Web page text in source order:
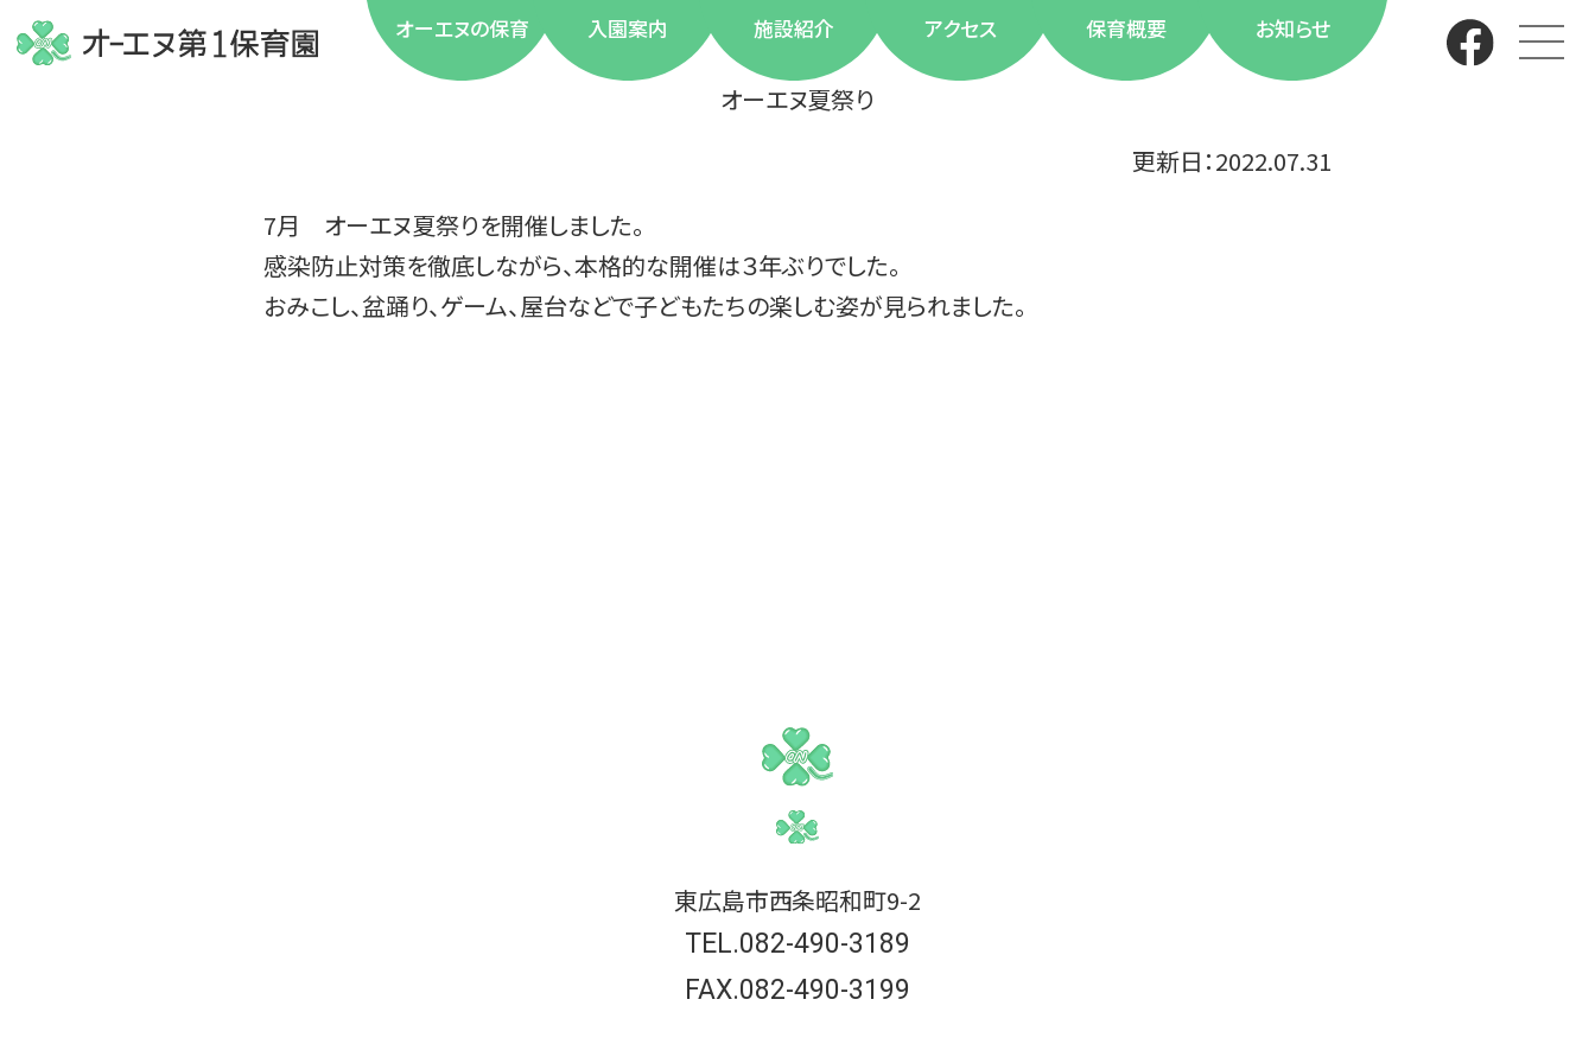
オーエヌの保育 入園案内 施設紹介 アクセス 保育概要 お知らせ
オーエヌ夏祭り
更新日：2022.07.31
7月 オーエヌ夏祭りを開催しました。
感染防止対策を徹底しながら、本格的な開催は３年ぶりでした。
おみこし、盆踊り、ゲーム、屋台などで子どもたちの楽しむ姿が見られました。
東広島市西条昭和町9-2
TEL.082-490-3189
FAX.082-490-3199